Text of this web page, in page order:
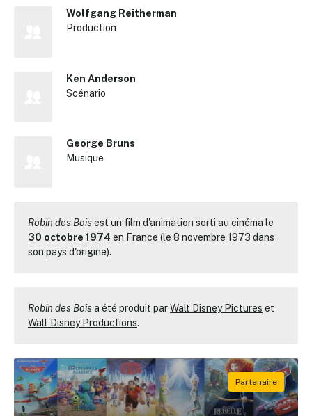
Wolfgang Reitherman
Production
Ken Anderson
Scénario
George Bruns
Musique
Robin des Boisest un film d'animation sorti au cinéma le
30 octobre 1974 en France (le 8 novembre 1973 dans
son pays d'origine).
Robin des Boisa été produit parWalt Disney Pictures et
Walt Disney Productions.